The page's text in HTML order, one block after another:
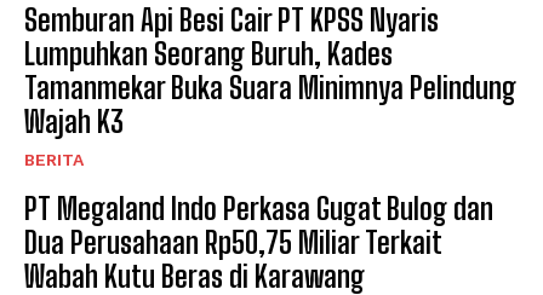
Semburan Api Besi Cair PT KPSS Nyaris
Lumpuhkan Seorang Buruh, Kades
Tamanmekar Buka Suara Minimnya Pelindung
Wajah K3
BERITA
PT Megaland Indo Perkasa Gugat Bulog dan
Dua Perusahaan Rp50,75 Miliar Terkait
Wabah Kutu Beras di Karawang